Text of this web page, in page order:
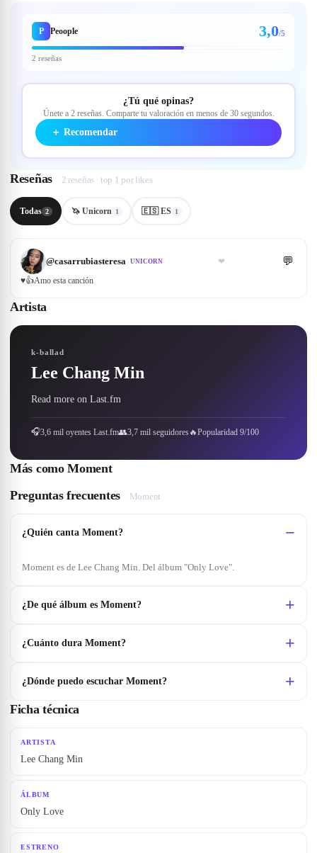
P Peoople 3,0/5
2 reseñas
¿Tú qué opinas?
Únete a 2 reseñas. Comparte tu valoración en menos de 30 segundos.
＋ Recomendar
Reseñas 2 reseñas · top 1 por likes
Todas 2 🦄 Unicorn 1 🇪🇸 ES 1
@casarrubiasteresa UNICORN ❤ 💬
♥️👍Amo esta canción
Artista
k-ballad
Lee Chang Min
Read more on Last.fm
🎧3,6 mil oyentes Last.fm👥3,7 mil seguidores🔥Popularidad 9/100
Más comoMoment
Preguntas frecuentes
Moment
¿Quién canta Moment?
Moment es de Lee Chang Min. Del álbum "Only Love".
¿De qué álbum es Moment?
¿Cuánto dura Moment?
¿Dónde puedo escuchar Moment?
Ficha técnica
ARTISTA
Lee Chang Min
ÁLBUM
Only Love
ESTRENO